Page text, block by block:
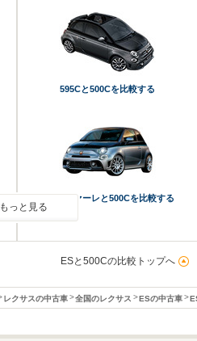
595Cと500Cを比較する
695リヴァーレと500Cを比較する
もっと見る
ESと500Cの比較トップへ
レクサスの中古車 全国のレクサス ESの中古車